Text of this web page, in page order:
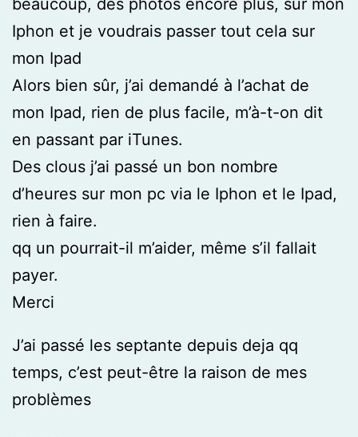
Iphon et je voudrais passer tout cela sur
mon Ipad
Alors bien sûr, j’ai demandé à l’achat de
mon Ipad, rien de plus facile, m’à-t-on dit
en passant par iTunes.
Des clous j’ai passé un bon nombre
d’heures sur mon pc via le Iphon et le Ipad,
rien à faire.
qq un pourrait-il m’aider, même s’il fallait
payer.
Merci
J’ai passé les septante depuis deja qq
temps, c’est peut-être la raison de mes
problèmes